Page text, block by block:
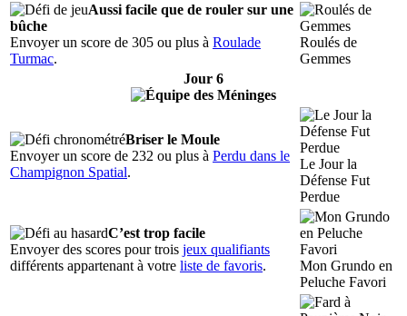
Aussi facile que de rouler sur une
bûche
Envoyer un score de 305 ou plus à Roulade
Turmac.
Roulés de
Gemmes
Jour 6
Briser le Moule
Envoyer un score de 232 ou plus à Perdu dans le
Champignon Spatial.
Le Jour la
Défense Fut
Perdue
C’est trop facile
Envoyer des scores pour trois jeux qualifiants
différents appartenant à votre liste de favoris.
Mon Grundo en
Peluche Favori